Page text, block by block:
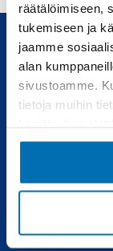
räätälöimiseen,
tukemiseen ja
jaamme
alan
sivustoamme.
tietoja muihin
Uudet ja käytetyt
Automyynti
Uudet autot
Vaihtoautot